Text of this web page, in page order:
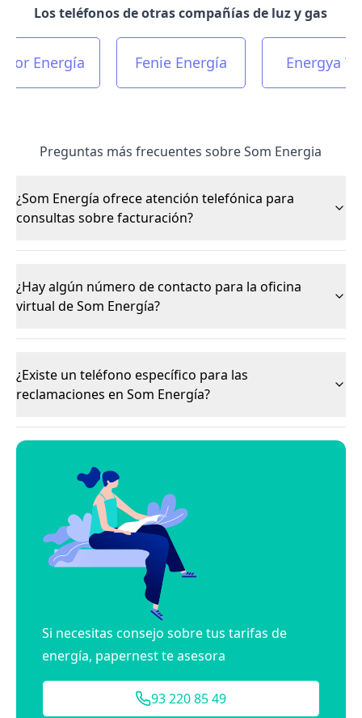
Los teléfonos de otras compañías de luz y gas
Energía Fenie Energía Energya
Preguntas más frecuentes sobre Som Energia
¿Som Energía ofrece atención telefónica para
consultas sobre facturación?
¿Hay algún número de contacto para la oficina
virtual de Som Energía?
¿Existe un teléfono específico para las
reclamaciones en Som Energía?
Si necesitas consejo sobre tus tarifas de
energía, papernest te asesora
93 220 85 49